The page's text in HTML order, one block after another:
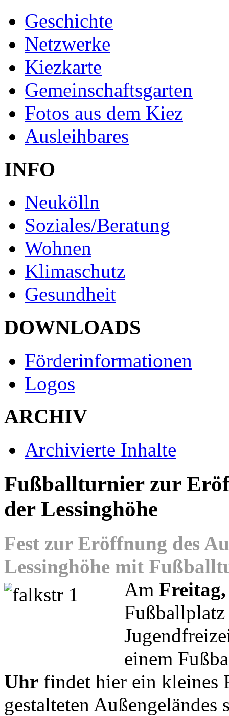
Geschichte
Netzwerke
Kiezkarte
Gemeinschaftsgarten
Fotos aus dem Kiez
Ausleihbares
INFO
Neukölln
Soziales/Beratung
Wohnen
Klimaschutz
Gesundheit
DOWNLOADS
Förderinformationen
Logos
ARCHIV
Archivierte Inhalte
Fußballturnier zur
der Lessinghöhe
Fest zur Eröffnung des
Lessinghöhe mit
Am
einem
Uhr findet hier ein kleines
gestalteten Außengeländes